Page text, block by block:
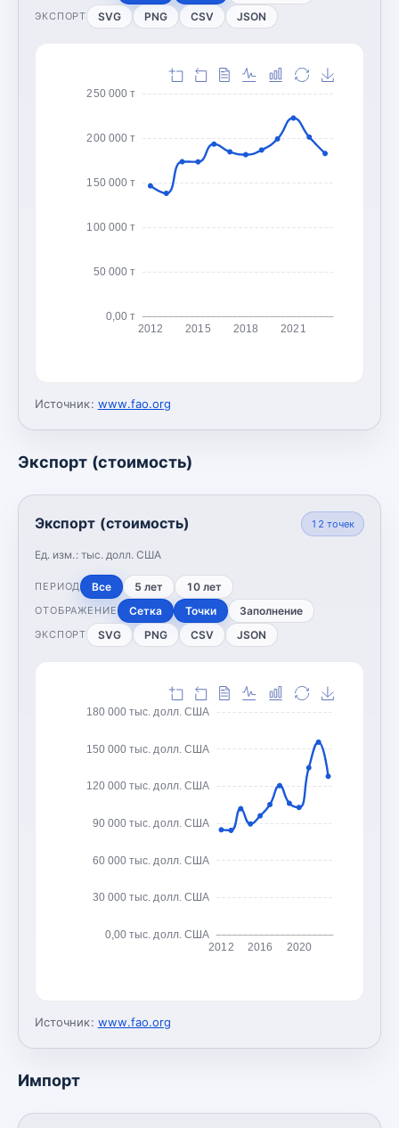
ЭКСПОРТ SVG PNG CSV JSON
0,00 т
50 000 т
100 000 т
150 000 т
200 000 т
250 000 т
2012 2015 2018 2021
Источник: www.fao.org
Экспорт (стоимость)
Экспорт (стоимость)
Ед. изм.: тыс. долл. США
12 точек
ПЕРИОД Все 5 лет 10 лет
ОТОБРАЖЕНИЕ Сетка Точки Заполнение
ЭКСПОРТ SVG PNG CSV JSON
0,00 тыс. долл. США
30 000 тыс. долл. США
60 000 тыс. долл. США
90 000 тыс. долл. США
120 000 тыс. долл. США
150 000 тыс. долл. США
180 000 тыс. долл. США
2012 2016 2020
Источник: www.fao.org
Импорт